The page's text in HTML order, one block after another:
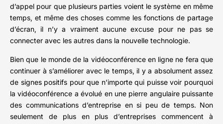
d’appel pour que plusieurs parties voient le système en même
temps, et même des choses comme les fonctions de partage
d’écran, il n’y a vraiment aucune excuse pour ne pas se
connecter avec les autres dans la nouvelle technologie.
Bien que le monde de la vidéoconférence en ligne ne fera que
continuer à s’améliorer avec le temps, il y a absolument assez
de signes positifs pour que n’importe qui puisse voir pourquoi
la vidéoconférence a évolué en une pierre angulaire puissante
des communications d’entreprise en si peu de temps. Non
seulement de plus en plus d’entreprises commencent à